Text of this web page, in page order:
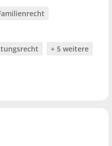
+ 5 weitere